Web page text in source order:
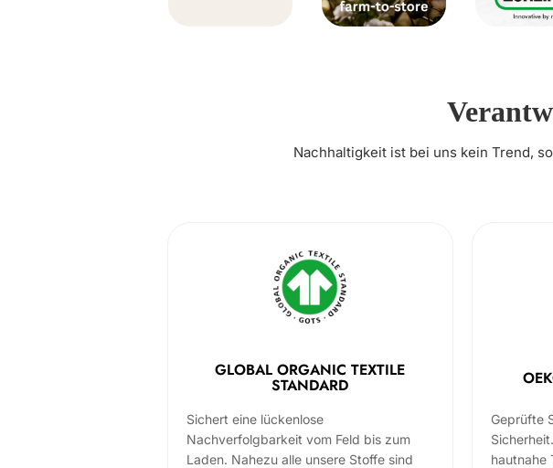
Nachhaltigkeit ist bei uns kein Trend,
GLOBAL ORGANIC TEXTILE
STANDARD
Sichert eine lückenlose
Nachverfolgbarkeit vom Feld bis zum
Laden. Nahezu alle unsere Stoffe sind
Geprüfte
hautnahe